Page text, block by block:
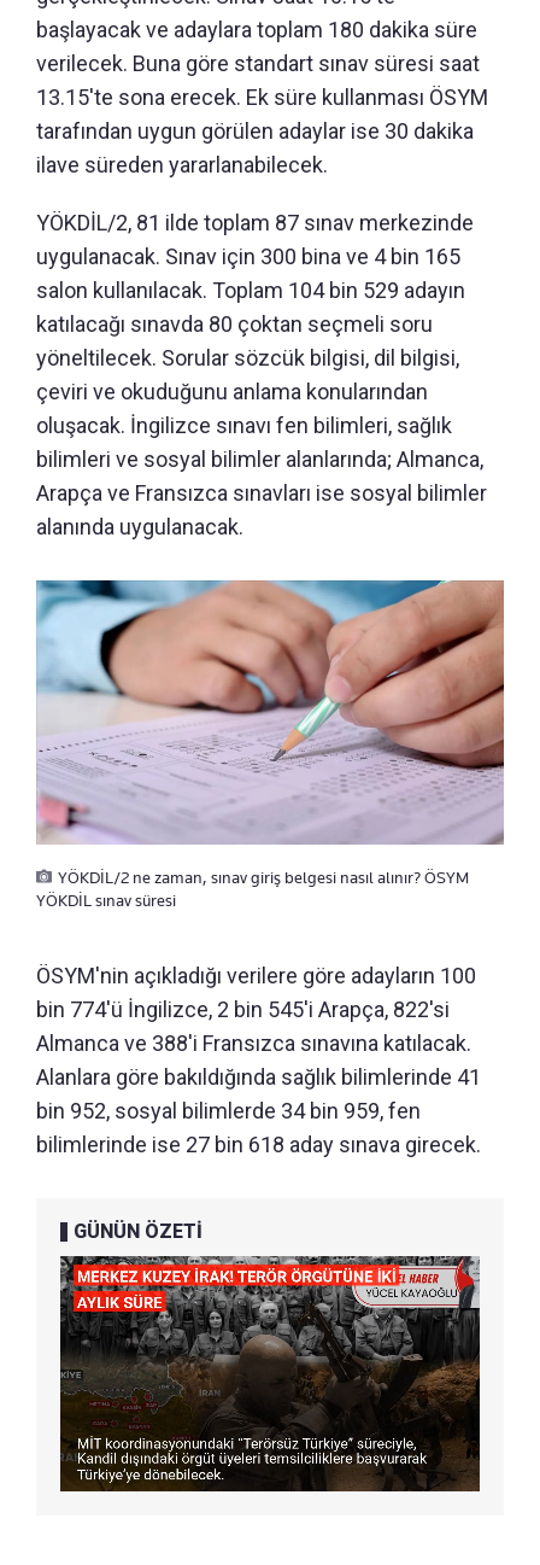
başlayacak ve adaylara toplam 180 dakika süre
verilecek. Buna göre standart sınav süresi saat
13.15'te sona erecek. Ek süre kullanması ÖSYM
tarafından uygun görülen adaylar ise 30 dakika
ilave süreden yararlanabilecek.
YÖKDİL/2, 81 ilde toplam 87 sınav merkezinde
uygulanacak. Sınav için 300 bina ve 4 bin 165
salon kullanılacak. Toplam 104 bin 529 adayın
katılacağı sınavda 80 çoktan seçmeli soru
yöneltilecek. Sorular sözcük bilgisi, dil bilgisi,
çeviri ve okuduğunu anlama konularından
oluşacak. İngilizce sınavı fen bilimleri, sağlık
bilimleri ve sosyal bilimler alanlarında; Almanca,
Arapça ve Fransızca sınavları ise sosyal bilimler
alanında uygulanacak.
YÖKDİL/2 ne zaman, sınav giriş belgesi nasıl alınır? ÖSYM
YÖKDİL sınav süresi
ÖSYM'nin açıkladığı verilere göre adayların 100
bin 774'ü İngilizce, 2 bin 545'i Arapça, 822'si
Almanca ve 388'i Fransızca sınavına katılacak.
Alanlara göre bakıldığında sağlık bilimlerinde 41
bin 952, sosyal bilimlerde 34 bin 959, fen
bilimlerinde ise 27 bin 618 aday sınava girecek.
GÜNÜN ÖZETİ